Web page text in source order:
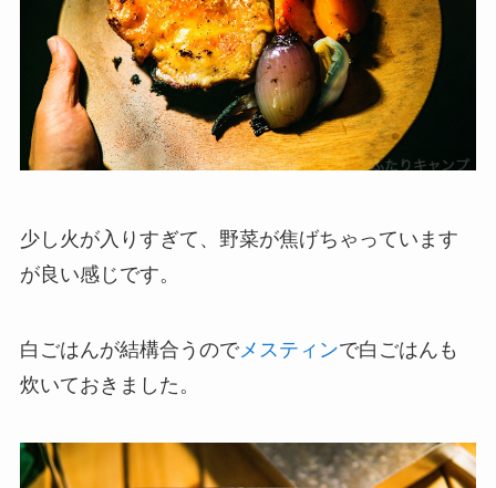
少し火が入りすぎて、野菜が焦げちゃっています
が良い感じです。
白ごはんが結構合うのでメスティンで白ごはんも
炊いておきました。